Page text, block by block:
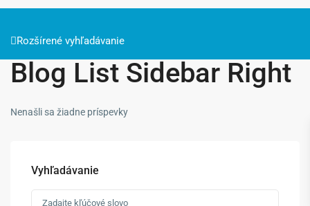
Rozšírené vyhľadávanie
Blog List Sidebar Right
Nenašli sa žiadne príspevky
Vyhľadávanie